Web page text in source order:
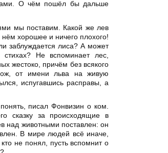
О чём пошёл бы дальше
мы поставим. Какой же лев
нём хорошее и ничего плохого!
заблуждается лиса? А может
Не вспоминает лес,
жестоко, причём без всякого
от имени льва на живую
испугавшись расправы, а
писал Фонвизин о ком.
сказку за происходящие в
над животными поставлен: он
В мире людей всё иначе,
не понял, пусть вспомнит о